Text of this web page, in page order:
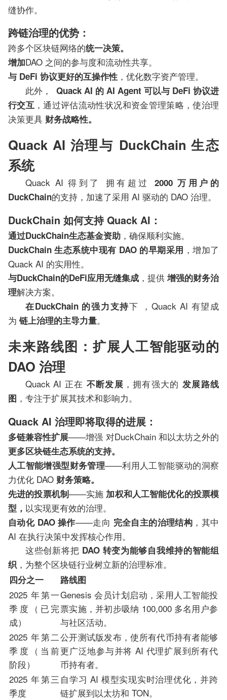
缝协作。
跨链治理的优势：
跨多个区块链网络的统一决策。
增加DAO 之间的参与度和流动性共享。
与 DeFi 协议更好的互操作性 ，优化数字资产管理。
此外， Quack AI 的 AI Agent 可以与 DeFi 协议进
行交互 ，通过评估流动性状况和资金管理策略，使治理
决策更具 财务战略性。
Quack AI 治理与 DuckChain 生态
系统
Quack AI 得到了 拥有超过 2000 万用户的
DuckChain的支持，加速了采用 AI 驱动的 DAO 治理。
DuckChain 如何支持 Quack AI：
通过DuckChain生态基金资助 ，确保顺利实施。
DuckChain 生态系统中现有 DAO 的早期采用 ，增加了
Quack AI 的实用性。
与DuckChain的DeFi应用无缝集成 ，提供 增强的财务治
理解决方案。
在DuckChain 的强力支持下 ，Quack AI 有望成
为 链上治理的主导力量。
未来路线图：扩展人工智能驱动的
DAO 治理
Quack AI 正在 不断发展 ，拥有强大的发展路线
图 ，专注于扩展其技术和影响力。
Quack AI 治理即将取得的进展：
多链兼容性扩展——增强 对DuckChain 和以太坊之外的
更多区块链生态系统的支持。
人工智能增强型财务管理——利用人工智能驱动的洞察
力优化 DAO 财务策略。
先进的投票机制——实施 加权和人工智能优化的投票模
型， 以实现更有效的治理。
自动化 DAO 操作——走向 完全自主的治理结构 ，其中
AI 在执行决策中发挥核心作用。
这些创新将把 DAO 转变为能够自我维持的智能组
织 ，为整个区块链行业树立新的治理标准。
四分之一 路线图
2025 年第一
季度（已完
成）
Genesis 会员计划启动，采用人工智能投
票实施，并初步吸纳 100,000 多名用户参
与社区活动。
2025 年第二
季度（当前
阶段）
公开测试版发布，使所有代币持有者能够
更广泛地参与并将 AI 代理扩展到所有代
币持有者。
2025 年第三
季度
自学习 AI 模型实现实时治理优化，并跨
链扩展到以太坊和 TON。